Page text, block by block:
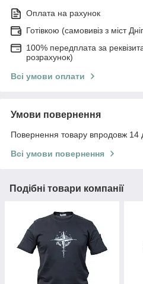
Оплата на рахунок
Готівкою (самовивіз з міст
100% передплата за
розрахунок)
Всі умови оплати
Умови повернення
Повернення товару впродовж 14
Всі умови повернення
Подібні товари компанії